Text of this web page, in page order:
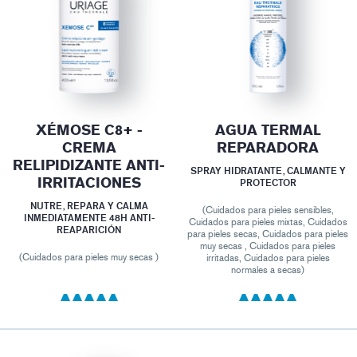
XÉMOSE C8+ -
CREMA
RELIPIDIZANTE ANTI-
IRRITACIONES
NUTRE, REPARA Y CALMA
INMEDIATAMENTE 48H ANTI-
REAPARICIÓN
(Cuidados para pieles muy secas )
AGUA TERMAL
REPARADORA
SPRAY HIDRATANTE, CALMANTE Y
PROTECTOR
(Cuidados para pieles sensibles,
Cuidados para pieles mixtas, Cuidados
para pieles secas, Cuidados para pieles
muy secas , Cuidados para pieles
irritadas, Cuidados para pieles
normales a secas)